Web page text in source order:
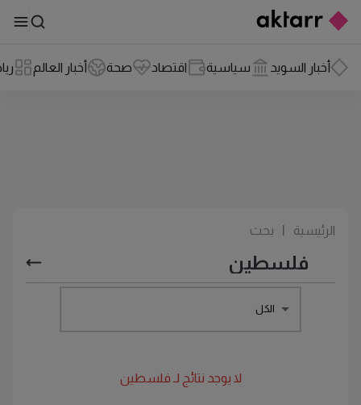
أخبار السويد سياسية اقتصاد صحة أخبار العالم
الرئيسية بحث
الكل
لا يوجد نتائج لـ فلسطين